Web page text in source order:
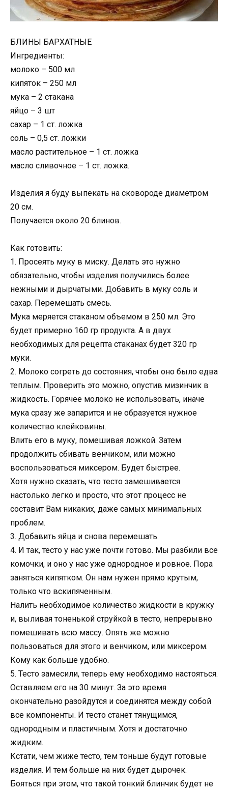
БЛИНЫ БАРХАТНЫЕ
Ингредиенты:
молоко – 500 мл
кипяток – 250 мл
мука – 2 стакана
яйцо – 3 шт
сахар – 1 ст. ложка
соль – 0,5 ст. ложки
масло растительное – 1 ст. ложка
масло сливочное – 1 ст. ложка.
Изделия я буду выпекать на сковороде диаметром
20 см.
Получается около 20 блинов.
Как готовить:
1. Просеять муку в миску. Делать это нужно
обязательно, чтобы изделия получились более
нежными и дырчатыми. Добавить в муку соль и
сахар. Перемешать смесь.
Мука меряется стаканом объемом в 250 мл. Это
будет примерно 160 гр продукта. А в двух
необходимых для рецепта стаканах будет 320 гр
муки.
2. Молоко согреть до состояния, чтобы оно было едва
теплым. Проверить это можно, опустив мизинчик в
жидкость. Горячее молоко не использовать, иначе
мука сразу же запарится и не образуется нужное
количество клейковины.
Влить его в муку, помешивая ложкой. Затем
продолжить сбивать венчиком, или можно
воспользоваться миксером. Будет быстрее.
Хотя нужно сказать, что тесто замешивается
настолько легко и просто, что этот процесс не
составит Вам никаких, даже самых минимальных
проблем.
3. Добавить яйца и снова перемешать.
4. И так, тесто у нас уже почти готово. Мы разбили все
комочки, и оно у нас уже однородное и ровное. Пора
заняться кипятком. Он нам нужен прямо крутым,
только что вскипяченным.
Налить необходимое количество жидкости в кружку
и, выливая тоненькой струйкой в тесто, непрерывно
помешивать всю массу. Опять же можно
пользоваться для этого и венчиком, или миксером.
Кому как больше удобно.
5. Тесто замесили, теперь ему необходимо настояться.
Оставляем его на 30 минут. За это время
окончательно разойдутся и соединятся между собой
все компоненты. И тесто станет тянущимся,
однородным и пластичным. Хотя и достаточно
жидким.
Кстати, чем жиже тесто, тем тоньше будут готовые
изделия. И тем больше на них будет дырочек.
Бояться при этом, что такой тонкий блинчик будет не